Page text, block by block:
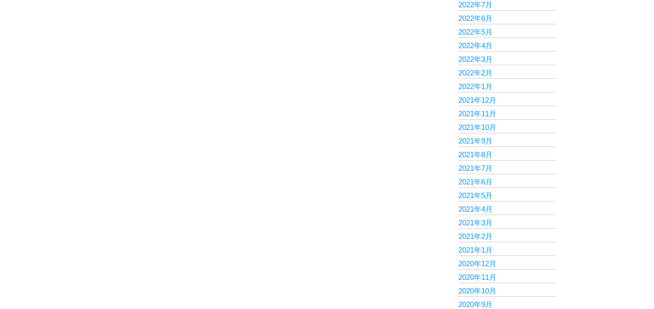
2022年7月
2022年6月
2022年5月
2022年4月
2022年3月
2022年2月
2022年1月
2021年12月
2021年11月
2021年10月
2021年9月
2021年8月
2021年7月
2021年6月
2021年5月
2021年4月
2021年3月
2021年2月
2021年1月
2020年12月
2020年11月
2020年10月
2020年9月